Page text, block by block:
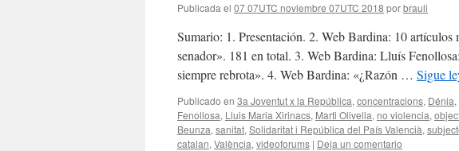
Publicada el 07 07UTC noviembre 07UTC 2018 porbrauli
Sumario: 1. Presentación. 2. Web Bardina: 10
senador». 181 en total. 3. Web Bardina: Lluís
siempre rebrota». 4. Web Bardina: «¿Razón … Sigue
Publicado en 3a Joventut x la República, concentracions, Dénia,
Fenollosa, Lluis Maria Xirinacs, Marti Olivella, no violencia,
Beunza, sanitat, Solidaritat i República del País Valencià,
catalan, València, videoforums | Deja un comentario